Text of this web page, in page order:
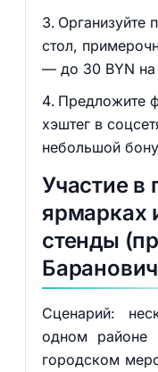
Организуйте
стол,
— до 30 BYN на
Предложите
хэштег в
небольшой
Участие в
ярмарках
стенды
Сценарий:
одном районе
городском